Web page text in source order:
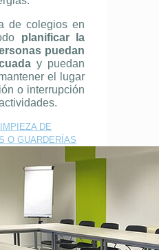
de colegios en
planificar la
puedan
y puedan
el lugar
o interrupción
DE
O GUARDERÍAS